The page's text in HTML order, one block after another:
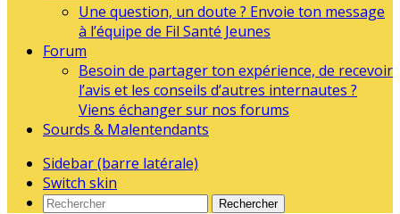
Une question, un doute ? Envoie ton message
à l’équipe de Fil Santé Jeunes
Forum
Besoin de partager ton expérience, de recevoir
l’avis et les conseils d’autres internautes ?
Viens échanger sur nos forums
Sourds & Malentendants
Sidebar (barre latérale)
Switch skin
Rechercher